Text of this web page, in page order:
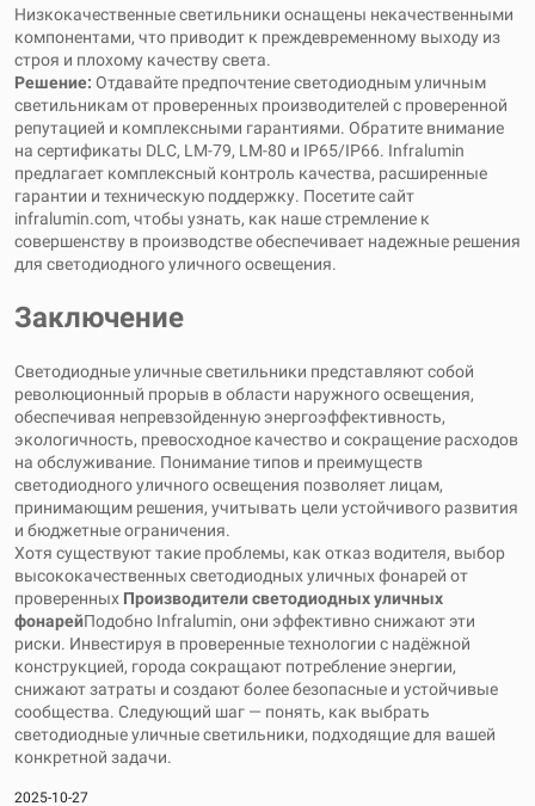
Низкокачественные светильники оснащены некачественными
компонентами, что приводит к преждевременному выходу из
строя и плохому качеству света.
Решение: Отдавайте предпочтение светодиодным уличным
светильникам от проверенных производителей с проверенной
репутацией и комплексными гарантиями. Обратите внимание
на сертификаты DLC, LM-79, LM-80 и IP65/IP66. Infralumin
предлагает комплексный контроль качества, расширенные
гарантии и техническую поддержку. Посетите сайт
infralumin.com, чтобы узнать, как наше стремление к
совершенству в производстве обеспечивает надежные решения
для светодиодного уличного освещения.
Заключение
Светодиодные уличные светильники представляют собой
революционный прорыв в области наружного освещения,
обеспечивая непревзойденную энергоэффективность,
экологичность, превосходное качество и сокращение расходов
на обслуживание. Понимание типов и преимуществ
светодиодного уличного освещения позволяет лицам,
принимающим решения, учитывать цели устойчивого развития
и бюджетные ограничения.
Хотя существуют такие проблемы, как отказ водителя, выбор
высококачественных светодиодных уличных фонарей от
проверенных Производители светодиодных уличных
фонарейПодобно Infralumin, они эффективно снижают эти
риски. Инвестируя в проверенные технологии с надёжной
конструкцией, города сокращают потребление энергии,
снижают затраты и создают более безопасные и устойчивые
сообщества. Следующий шаг — понять, как выбрать
светодиодные уличные светильники, подходящие для вашей
конкретной задачи.
2025-10-27